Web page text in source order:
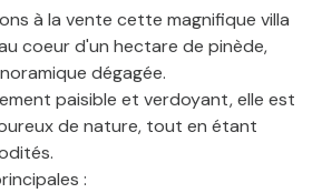
à la vente cette magnifique villa
coeur d'un hectare de pinède,
dégagée.
paisible et verdoyant, elle est
de nature, tout en étant
: